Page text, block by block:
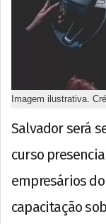
Imagem ilustrativa.
Salvador será
curso
empresários
capacitação